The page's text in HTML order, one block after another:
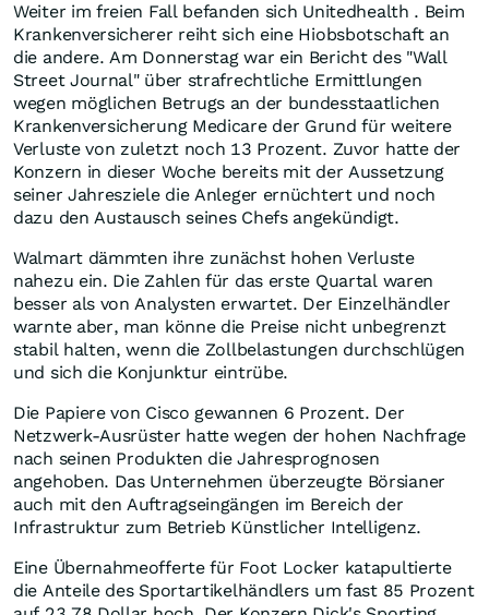
Weiter im freien Fall befanden sich Unitedhealth . Beim
Krankenversicherer reiht sich eine Hiobsbotschaft an
die andere. Am Donnerstag war ein Bericht des "Wall
Street Journal" über strafrechtliche Ermittlungen
wegen möglichen Betrugs an der bundesstaatlichen
Krankenversicherung Medicare der Grund für weitere
Verluste von zuletzt noch 13 Prozent. Zuvor hatte der
Konzern in dieser Woche bereits mit der Aussetzung
seiner Jahresziele die Anleger ernüchtert und noch
dazu den Austausch seines Chefs angekündigt.
Walmart dämmten ihre zunächst hohen Verluste
nahezu ein. Die Zahlen für das erste Quartal waren
besser als von Analysten erwartet. Der Einzelhändler
warnte aber, man könne die Preise nicht unbegrenzt
stabil halten, wenn die Zollbelastungen durchschlügen
und sich die Konjunktur eintrübe.
Die Papiere von Cisco gewannen 6 Prozent. Der
Netzwerk-Ausrüster hatte wegen der hohen Nachfrage
nach seinen Produkten die Jahresprognosen
angehoben. Das Unternehmen überzeugte Börsianer
auch mit den Auftragseingängen im Bereich der
Infrastruktur zum Betrieb Künstlicher Intelligenz.
Eine Übernahmeofferte für Foot Locker katapultierte
die Anteile des Sportartikelhändlers um fast 85 Prozent